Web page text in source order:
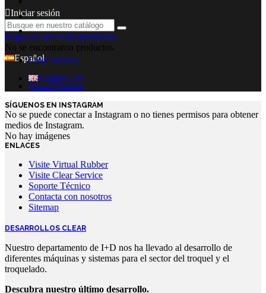
Iniciar sesión
Haga clic para más productos.
No se encontraron productos.
Español
English GB
Clear Service
Virtual Rubber
SÍGUENOS EN INSTAGRAM
No se puede conectar a Instagram o no tienes permisos para obtener
medios de Instagram.
No hay imágenes
ENLACES
Visite Virtual Rubber
Visite Clear Service
Soporte Técnico
Contacta con nosotros
Sitemap
DESARROLLOS CLEAR
Nuestro departamento de I+D nos ha llevado al desarrollo de
diferentes máquinas y sistemas para el sector del troquel y el
troquelado.
Descubra nuestro último desarrollo.